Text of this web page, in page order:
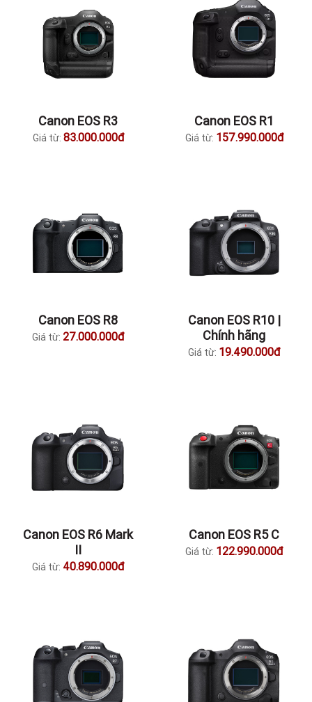
Canon EOS R3
Giá từ: 83.000.000đ
Canon EOS R1
Giá từ: 157.990.000đ
Canon EOS R8
Giá từ: 27.000.000đ
Canon EOS R10 |
Chính hãng
Giá từ: 19.490.000đ
Canon EOS R6 Mark
II
Giá từ: 40.890.000đ
Canon EOS R5 C
Giá từ: 122.990.000đ